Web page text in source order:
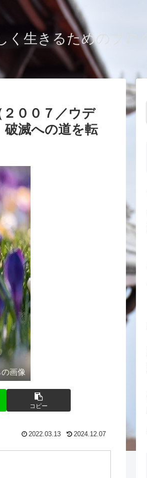
生きるためのブログ
００７／ウデ
破滅への道を転
画像
コピー
2022.03.13 2024.12.07